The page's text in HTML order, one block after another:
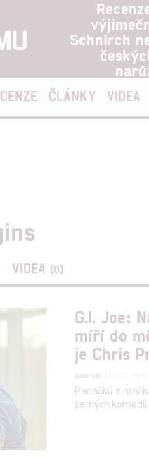
Schnirch
ČLÁNKY VIDEA
VIDEA (0)
G.I. Joe:
míří do
je Chris
Anarvin
Panáčků z
černých